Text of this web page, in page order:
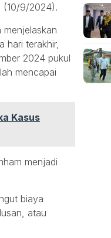
(10/9/2024).
hari terakhir,
2024 pukul
mencapai
Kasus
menjadi
biaya
atau